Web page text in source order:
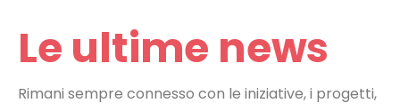
Le ultime news
Rimani sempre connesso con le iniziative, i progetti,